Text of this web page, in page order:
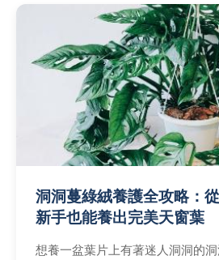
洞洞蔓綠絨養護全攻略：
新手也能養出完美天窗葉
想養一盆葉片上有著迷人洞洞的